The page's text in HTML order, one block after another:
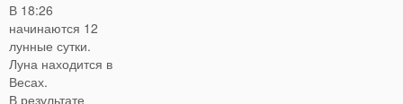
В 18:26
начинаются 12
лунные сутки.
Луна находится в
Весах.
В результате